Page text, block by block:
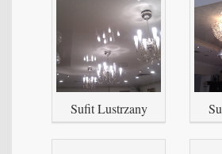
Sufit Lustrzany